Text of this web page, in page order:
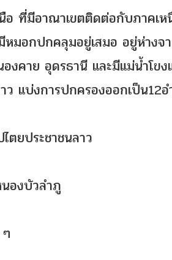
อ ที่มีอาณาเขตติดต่อกับภาคเ
หมอกปกคลุมอยู่เสมอ อยู่ห่าง
าย อุดรธานี และมีแม่น้ำโขง
แบ่งการปกครองออกเป็น12อ
ตยประชาชนลาว
องบัวลำภู